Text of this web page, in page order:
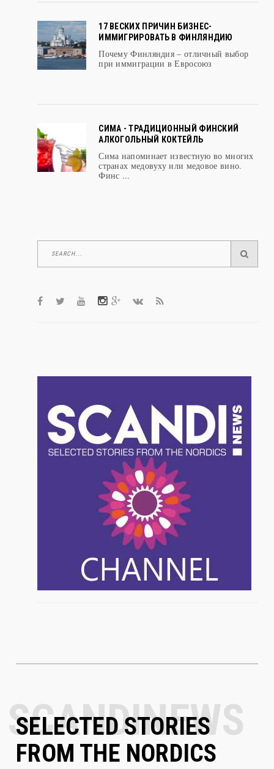
17 ВЕСКИХ ПРИЧИН БИЗНЕС-
ИММИГРИРОВАТЬ В ФИНЛЯНДИЮ
Почему Финляндия – отличный выбор
при иммиграции в Евросоюз
СИМА - ТРАДИЦИОННЫЙ ФИНСКИЙ
АЛКОГОЛЬНЫЙ КОКТЕЙЛЬ
Сима напоминает известную во многих
странах медовуху или медовое вино.
Финс ...
SELECTED STORIES
FROM THE NORDICS